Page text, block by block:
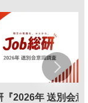
2026年 送別会意